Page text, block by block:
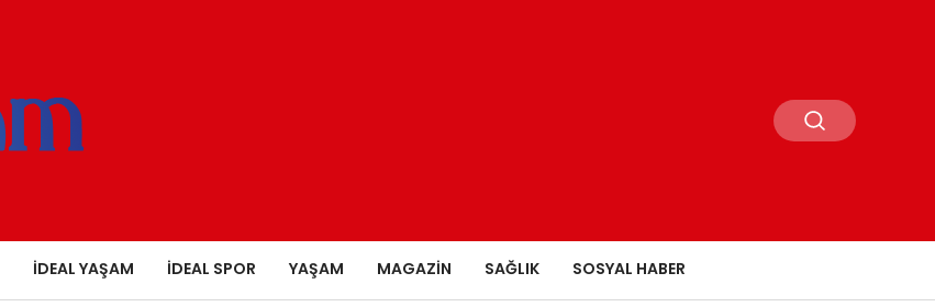
İDEAL YAŞAM İDEAL SPOR YAŞAM MAGAZIN SAĞLIK SOSYAL HABER